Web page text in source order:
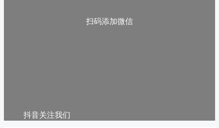
扫码添加微信
抖音关注我们